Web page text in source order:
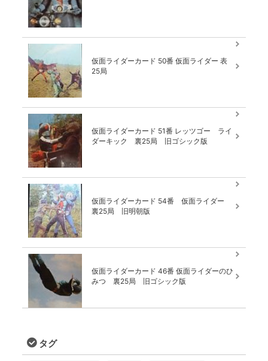
仮面ライダーカード 50番 仮面ライダー 表
25局
仮面ライダーカード 51番 レッツゴー ライ
ダーキック 裏25局 旧ゴシック版
仮面ライダーカード 54番 仮面ライダー
裏25局 旧明朝版
仮面ライダーカード 46番 仮面ライダーのひ
みつ 裏25局 旧ゴシック版
タグ